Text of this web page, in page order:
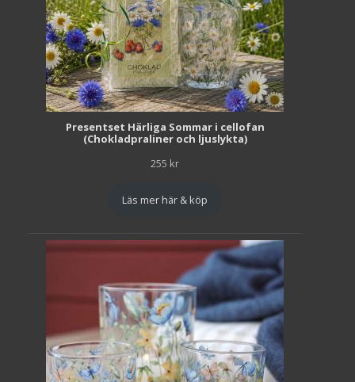
Presentset Härliga Sommar i cellofan
(Chokladpraliner och ljuslykta)
255 kr
Läs mer här & köp